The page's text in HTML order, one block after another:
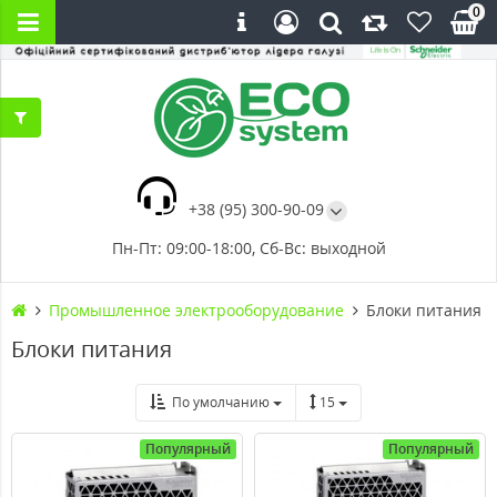
+38 (95) 300-90-09
Пн-Пт: 09:00-18:00, Сб-Вс: выходной
0
Промышленное электрооборудование Блоки питания
Блоки питания
По умолчанию 15
Популярный Популярный